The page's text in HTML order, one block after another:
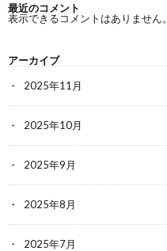
最近のコメント
表示できるコメントはありません。
アーカイブ
2025年11月
2025年10月
2025年9月
2025年8月
2025年7月